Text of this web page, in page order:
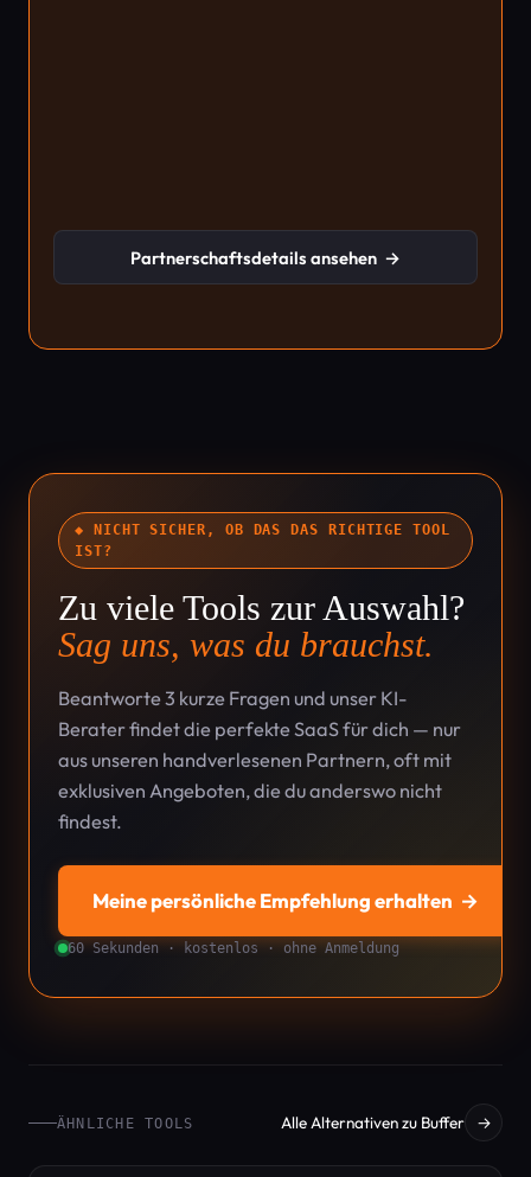
Partnerschaftsdetails ansehen →
◆ NICHT SICHER, OB DAS DAS RICHTIGE TOOL
IST?
Zu viele Tools zur Auswahl?
Sag uns, was du brauchst.
Beantworte 3 kurze Fragen und unser KI-
Berater findet die perfekte SaaS für dich — nur
aus unseren handverlesenen Partnern, oft mit
exklusiven Angeboten, die du anderswo nicht
findest.
Meine persönliche Empfehlung erhalten →
60 Sekunden · kostenlos · ohne Anmeldung
ÄHNLICHE TOOLS Alle Alternativen zu Buffer →